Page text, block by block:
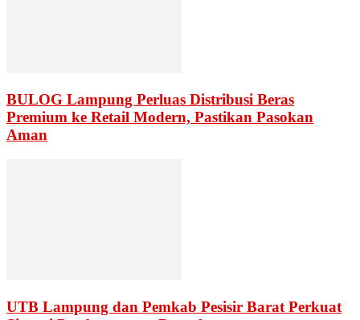
BULOG Lampung Perluas Distribusi Beras
Premium ke Retail Modern, Pastikan Pasokan
Aman
UTB Lampung dan Pemkab Pesisir Barat Perkuat